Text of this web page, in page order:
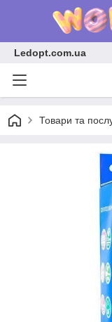
Ledopt.com.ua
Товари та